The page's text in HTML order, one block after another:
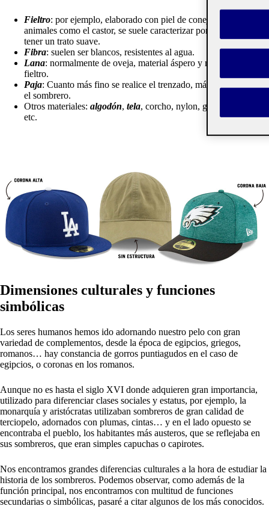
Fieltro: por ejemplo, elaborado con piel de conejo u otros
animales como el castor, se suele caracterizar por ser resistente y
tener un trato suave.
Fibra: suelen ser blancos, resistentes al agua.
Lana: normalmente de oveja, material áspero y más duro que el
fieltro.
Paja: Cuanto más fino se realice el trenzado, más calidad tendrá
el sombrero.
Otros materiales: algodón, tela, corcho, nylon, gamuza, cuero,
etc.
Dimensiones culturales y funciones
simbólicas
Los seres humanos hemos ido adornando nuestro pelo con gran
variedad de complementos, desde la época de egipcios, griegos,
romanos… hay constancia de gorros puntiagudos en el caso de
egipcios, o coronas en los romanos.
Aunque no es hasta el siglo XVI donde adquieren gran importancia,
utilizado para diferenciar clases sociales y estatus, por ejemplo, la
monarquía y aristócratas utilizaban sombreros de gran calidad de
terciopelo, adornados con plumas, cintas… y en el lado opuesto se
encontraba el pueblo, los habitantes más austeros, que se reflejaba en
sus sombreros, que eran simples capuchas o capirotes.
Nos encontramos grandes diferencias culturales a la hora de estudiar la
historia de los sombreros. Podemos observar, como además de la
función principal, nos encontramos con multitud de funciones
secundarias o simbólicas, pasaré a citar algunos de los más conocidos.